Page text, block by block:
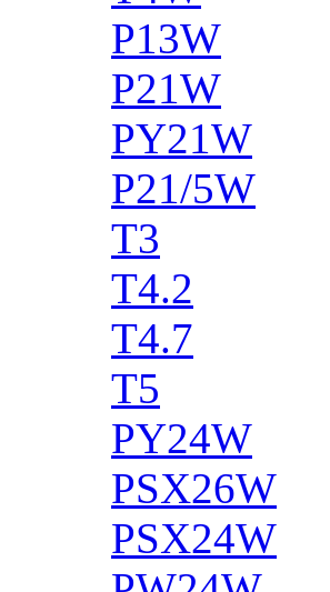
P13W
P21W
PY21W
P21/5W
T3
T4.2
T4.7
T5
PY24W
PSX26W
PSX24W